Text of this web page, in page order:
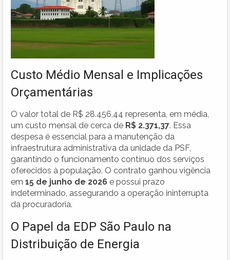
Custo Médio Mensal e Implicações
Orçamentárias
O valor total de R$ 28.456,44 representa, em média,
um custo mensal de cerca de R$ 2.371,37. Essa
despesa é essencial para a manutenção da
infraestrutura administrativa da unidade da PSF,
garantindo o funcionamento contínuo dos serviços
oferecidos à população. O contrato ganhou vigência
em 15 de junho de 2026 e possui prazo
indeterminado, assegurando a operação ininterrupta
da procuradoria.
O Papel da EDP São Paulo na
Distribuição de Energia